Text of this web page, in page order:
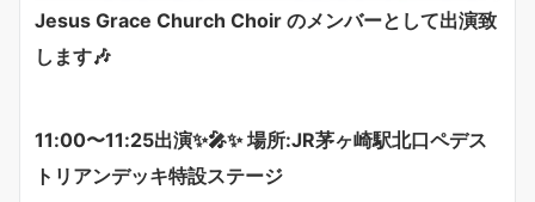
Jesus Grace Church Choir のメンバーとして出演致
します🎶
11:00〜11:25出演✨🎤✨ 場所:JR茅ヶ崎駅北口ペデス
トリアンデッキ特設ステージ